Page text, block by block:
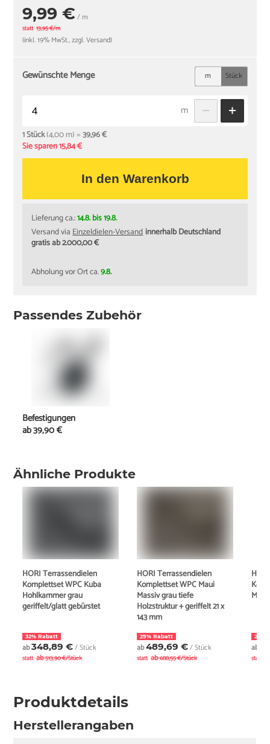
9,99 €/ m
statt 13,95 €/m
(inkl. 19% MwSt., zzgl. Versand)
Gewünschte Menge m Stück
m
1 Stück(4,00 m) =39,96 €
Sie sparen 15,84 €
In den Warenkorb
Lieferung ca.:14.8. bis 19.8.
Versand viaEinzeldielen-Versandinnerhalb Deutschland
gratis ab 2.000,00 €
Abholung vor Ort ca.9.8.
Ähnliche Produkte
HORI Terrassendielen
Komplettset WPC Kuba
Hohlkammer grau
geriffelt/glatt gebürstet
32% Rabatt
ab348,89 €/ Stück
statt ab513,90 €/Stück
HORI Terrassendielen
Komplettset WPC Maui
Massiv grau tiefe
Holzstruktur + geriffelt 21 x
143 mm
29% Rabatt
ab489,69 €/ Stück
statt ab688,55 €/Stück
22%
ab
statt
Produktdetails
Herstellerangaben
Passendes Zubehör
Befestigungen
ab39,90 €